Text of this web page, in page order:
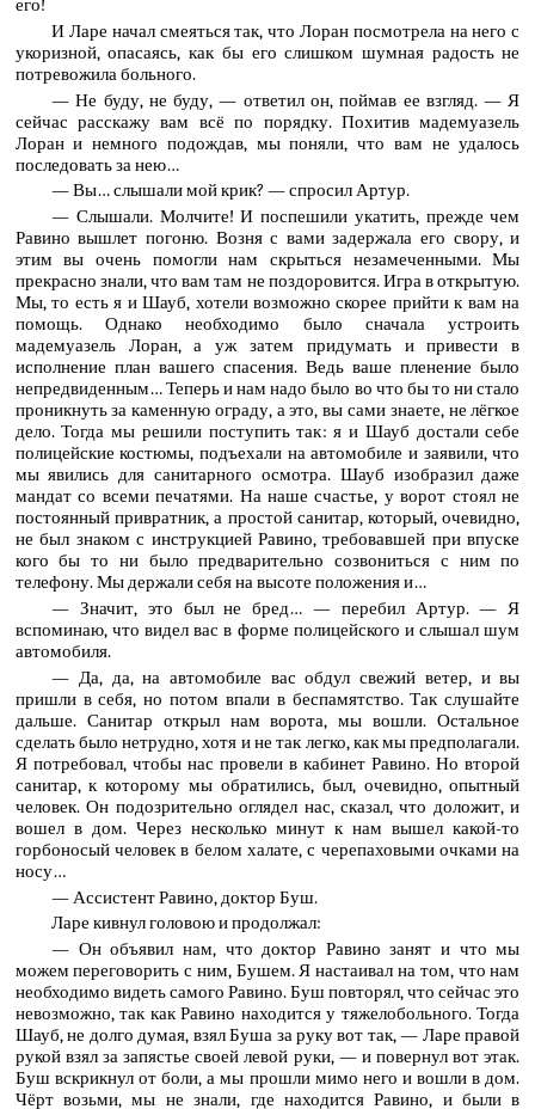
его!
И Ларе начал смеяться так, что Лоран посмотрела на него с
укоризной, опасаясь, как бы его слишком шумная радость не
потревожила больного.
— Не буду, не буду, — ответил он, поймав ее взгляд. — Я
сейчас расскажу вам всё по порядку. Похитив мадемуазель
Лоран и немного подождав, мы поняли, что вам не удалось
последовать за нею…
— Вы… слышали мой крик? — спросил Артур.
— Слышали. Молчите! И поспешили укатить, прежде чем
Равино вышлет погоню. Возня с вами задержала его свору, и
этим вы очень помогли нам скрыться незамеченными. Мы
прекрасно знали, что вам там не поздоровится. Игра в открытую.
Мы, то есть я и Шауб, хотели возможно скорее прийти к вам на
помощь. Однако необходимо было сначала устроить
мадемуазель Лоран, а уж затем придумать и привести в
исполнение план вашего спасения. Ведь ваше пленение было
непредвиденным… Теперь и нам надо было во что бы то ни стало
проникнуть за каменную ограду, а это, вы сами знаете, не лёгкое
дело. Тогда мы решили поступить так: я и Шауб достали себе
полицейские костюмы, подъехали на автомобиле и заявили, что
мы явились для санитарного осмотра. Шауб изобразил даже
мандат со всеми печатями. На наше счастье, у ворот стоял не
постоянный привратник, а простой санитар, который, очевидно,
не был знаком с инструкцией Равино, требовавшей при впуске
кого бы то ни было предварительно созвониться с ним по
телефону. Мы держали себя на высоте положения и…
— Значит, это был не бред… — перебил Артур. — Я
вспоминаю, что видел вас в форме полицейского и слышал шум
автомобиля.
— Да, да, на автомобиле вас обдул свежий ветер, и вы
пришли в себя, но потом впали в беспамятство. Так слушайте
дальше. Санитар открыл нам ворота, мы вошли. Остальное
сделать было нетрудно, хотя и не так легко, как мы предполагали.
Я потребовал, чтобы нас провели в кабинет Равино. Но второй
санитар, к которому мы обратились, был, очевидно, опытный
человек. Он подозрительно оглядел нас, сказал, что доложит, и
вошел в дом. Через несколько минут к нам вышел какой-то
горбоносый человек в белом халате, с черепаховыми очками на
носу…
— Ассистент Равино, доктор Буш.
Ларе кивнул головою и продолжал:
— Он объявил нам, что доктор Равино занят и что мы
можем переговорить с ним, Бушем. Я настаивал на том, что нам
необходимо видеть самого Равино. Буш повторял, что сейчас это
невозможно, так как Равино находится у тяжелобольного. Тогда
Шауб, не долго думая, взял Буша за руку вот так, — Ларе правой
рукой взял за запястье своей левой руки, — и повернул вот этак.
Буш вскрикнул от боли, а мы прошли мимо него и вошли в дом.
Чёрт возьми, мы не знали, где находится Равино, и были в